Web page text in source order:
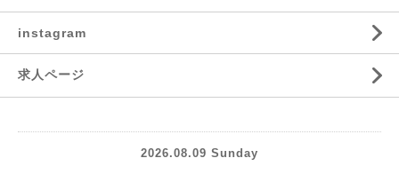
instagram
求人ページ
2026.08.09 Sunday